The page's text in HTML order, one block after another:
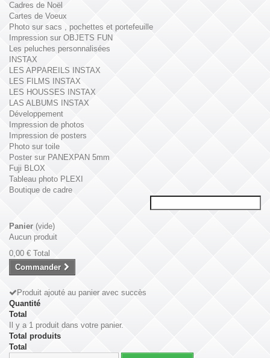
Cadres de Noël
Cartes de Voeux
Photo sur sacs , pochettes et portefeuille
Impression sur OBJETS FUN
Les peluches personnalisées
INSTAX
LES APPAREILS INSTAX
LES FILMS INSTAX
LES HOUSSES INSTAX
LAS ALBUMS INSTAX
Développement
Impression de photos
Impression de posters
Photo sur toile
Poster sur PANEXPAN 5mm
Fuji BLOX
Tableau photo PLEXI
Boutique de cadre
Panier (vide)
Aucun produit
0,00 € Total
Commander
Produit ajouté au panier avec succès
Quantité
Total
Il y a 1 produit dans votre panier.
Total produits
Total